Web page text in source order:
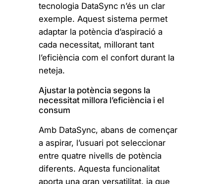
tecnologia DataSync n’és un clar
exemple. Aquest sistema permet
adaptar la potència d’aspiració a
cada necessitat, millorant tant
l’eficiència com el confort durant la
neteja.
Ajustar la potència segons la
necessitat millora l’eficiència i el
consum
Amb DataSync, abans de començar
a aspirar, l’usuari pot seleccionar
entre quatre nivells de potència
diferents. Aquesta funcionalitat
aporta una gran versatilitat, ja que